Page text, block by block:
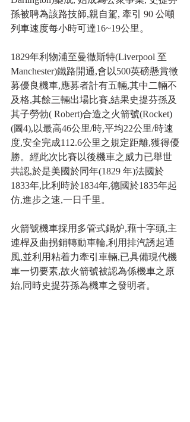
孫被聘為該路技師,親自駕, 牽引 90 公噸
列車速度每小時可達16~19公里。
1829年利物浦至曼徹斯特(Liverpool 至
Manchester)鐵路開通,會以500英磅懸賞徵
募優良機車,應募者計有五輛,其中二輛不
及格,其餘三輛出場比賽,結果史提芬孫及
其子勞勃( Robert)合造之火箭號(Rocket)
(圖4),以最高46公里/時,平均22公里/時速
度,安全完成112.6公里之規定距離,獲得優
勝。經此次比賽以後機車之威力已舉世
共認,於是美國於同年(1829 年)法國於
1833年,比利時於1834年,德國於1835年起
仿,進步之速,一日千里。
火箭號機車採用多管式鍋炉,藉十字頭,主
連桿及曲拐銷轉動車輪,利用排汽誘起通
風,並利用粘着力牽引車輛,已具備現代機
車一切要素,故火箭號被認為係機車之原
始,同時史提芬孫為機車之發明者。